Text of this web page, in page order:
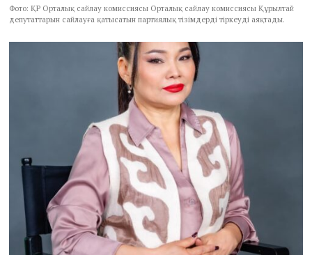
Фото: ҚР Орталық сайлау комиссиясы Орталық сайлау комиссиясы Құрылтай
депутаттарын сайлауға қатысатын партиялық тізімдерді тіркеуді аяқтады.